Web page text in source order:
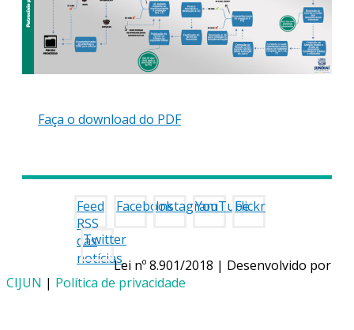
Faça o download do PDF
Feed
RSS
das
notícias
FacebookInstagramYouTubeFlickr
Twitter
Lei nº 8.901/2018 | Desenvolvido por
CIJUN | Política de privacidade